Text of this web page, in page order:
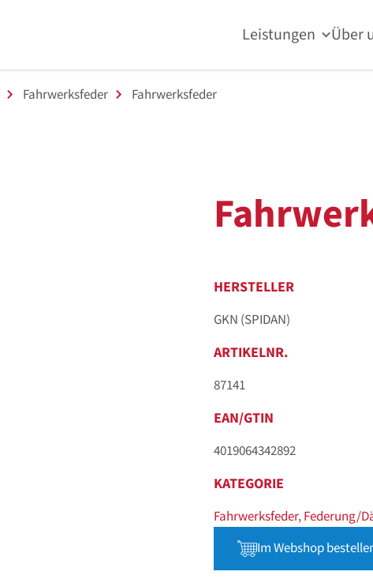
Leistungen Über
Fahrwerksfeder Fahrwerksfeder
HERSTELLER
GKN (SPIDAN)
ARTIKELNR.
87141
EAN/GTIN
4019064342892
KATEGORIE
Fahrwerksfeder,Federung/
Im Webshop